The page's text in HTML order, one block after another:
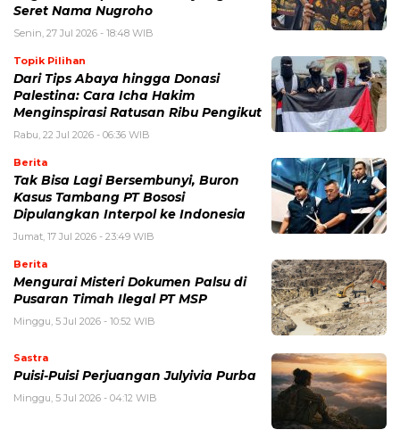
Seret Nama Nugroho
Senin, 27 Jul 2026 - 18:48 WIB
Topik Pilihan
Dari Tips Abaya hingga Donasi
Palestina: Cara Icha Hakim
Menginspirasi Ratusan Ribu Pengikut
Rabu, 22 Jul 2026 - 06:36 WIB
Berita
Tak Bisa Lagi Bersembunyi, Buron
Kasus Tambang PT Bososi
Dipulangkan Interpol ke Indonesia
Jumat, 17 Jul 2026 - 23:49 WIB
Berita
Mengurai Misteri Dokumen Palsu di
Pusaran Timah Ilegal PT MSP
Minggu, 5 Jul 2026 - 10:52 WIB
Sastra
Puisi-Puisi Perjuangan Julyivia Purba
Minggu, 5 Jul 2026 - 04:12 WIB